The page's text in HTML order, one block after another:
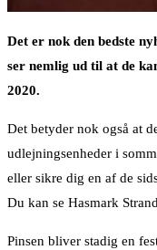
Det er nok den bedste
ser nemlig ud til at de
2020.
Det betyder nok også at
udlejningsenheder i
eller sikre dig en af de
Du kan se Hasmark
Pinsen bliver stadig en